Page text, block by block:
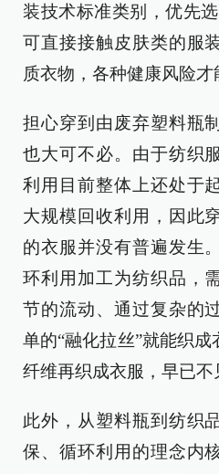
装技术标准类别，优先
可直接接触皮肤类的服
质衣物，各种健康风险才
担心穿到由废弃塑料瓶
也大可不必。由于纺织
利用目前整体上还处于
大规模回收利用，因此
的衣服并没有普遍发生
环利用加工为纺织品，
节的流动、通过复杂的
单的“融化拉丝”就能织
纤维再织成衣服，早已不
此外，从塑料瓶到纺织
保、循环利用的理念内